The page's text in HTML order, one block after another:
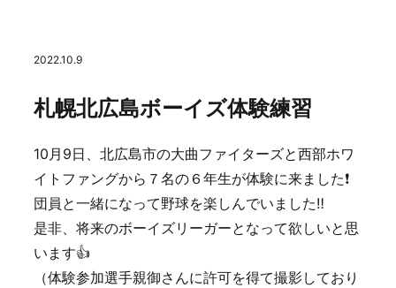
2022.10.9
札幌北広島ボーイズ体験練習
10月9日、北広島市の大曲ファイターズと西部ホワ
イトファングから７名の６年生が体験に来ました❗️
団員と一緒になって野球を楽しんでいました‼️
是非、将来のボーイズリーガーとなって欲しいと思
います👍
（体験参加選手親御さんに許可を得て撮影しており